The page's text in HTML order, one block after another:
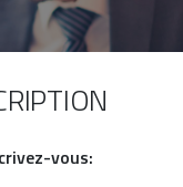
vous: